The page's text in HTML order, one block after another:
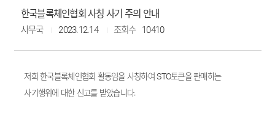
한국블록체인협회 사칭 사기 주의 안내
사무국 2023.12.14 조회수 10410
저희 한국블록체인협회 활동임을 사칭하여 STO토큰을 판매하는
사기행위에 대한 신고를 받았습니다.